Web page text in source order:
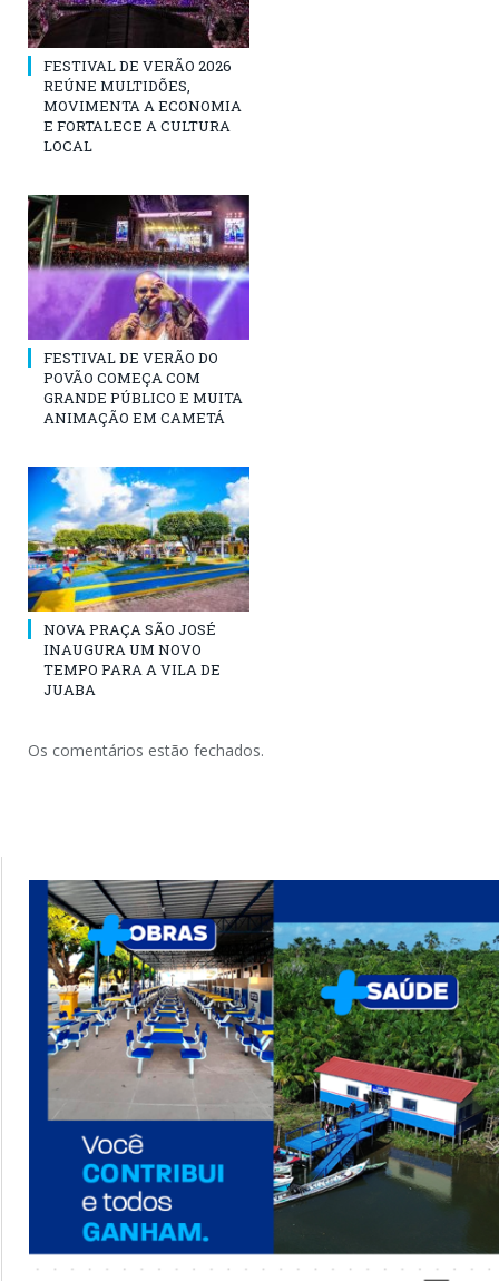
FESTIVAL DE VERÃO 2026
REÚNE MULTIDÕES,
MOVIMENTA A ECONOMIA
E FORTALECE A CULTURA
LOCAL
FESTIVAL DE VERÃO DO
POVÃO COMEÇA COM
GRANDE PÚBLICO E MUITA
ANIMAÇÃO EM CAMETÁ
NOVA PRAÇA SÃO JOSÉ
INAUGURA UM NOVO
TEMPO PARA A VILA DE
JUABA
Os comentários estão fechados.